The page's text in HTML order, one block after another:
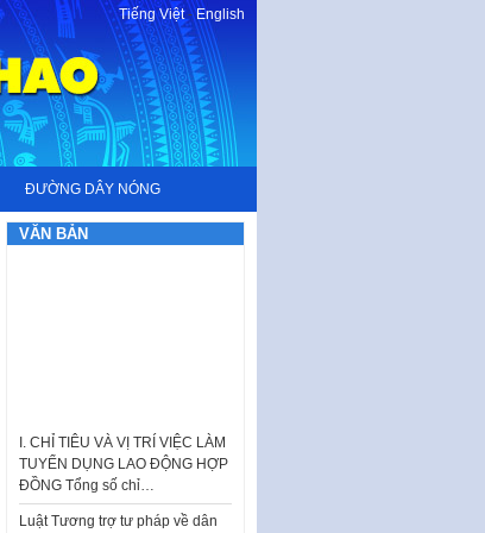
Tiếng Việt-English
ĐƯỜNG DÂY NÓNG
VĂN BẢN
TUYỂN DỤNG LAO ĐỘNG HỢP
ĐỒNG Tổng số chỉ…
Luật Tương trợ tư pháp về dân
sự và Kế hoạch số 187KH-